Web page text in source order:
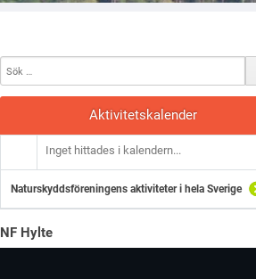
Aktivitetskalender
Inget hittades i kalendern...
Naturskyddsföreningens aktiviteter i hela Sverige
NF Hylte